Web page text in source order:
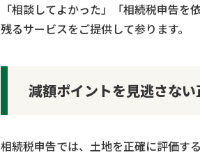
「相談してよかった」「相続税申告
残るサービスをご提供して参ります。
減額ポイントを見逃さな
相続税申告では、土地を正確に評価す